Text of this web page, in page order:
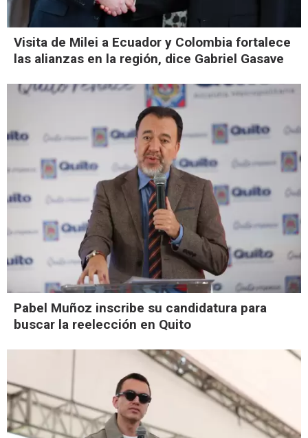
Visita de Milei a Ecuador y Colombia fortalece
las alianzas en la región, dice Gabriel Gasave
Pabel Muñoz inscribe su candidatura para
buscar la reelección en Quito